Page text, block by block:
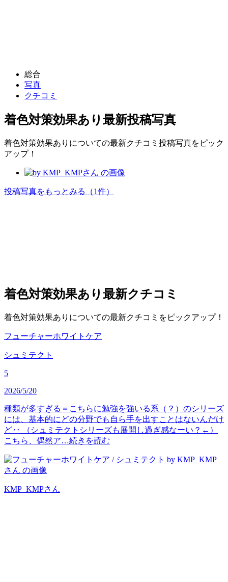
総合
写真
クチコミ
着色対策効果あり 最新投稿写真
着色対策効果ありについての最新クチコミ投稿写真をピック
アップ！
投稿写真をもっとみる （1件）
着色対策効果あり 最新クチコミ
着色対策効果ありについての最新クチコミをピックアップ！
フューチャーホワイトケア
シュミテクト
5
2026/5/20
種類が多すぎる＝こちらに勉強を強いる系（？）のシリーズ
には、基本的にどの分野でも自ら手を出すことはないんだけ
ど‥ （シュミテクトシリーズも展開し過ぎ感なーい？←）
こちら、偶然ア…続きを読む
KMP_KMPさん